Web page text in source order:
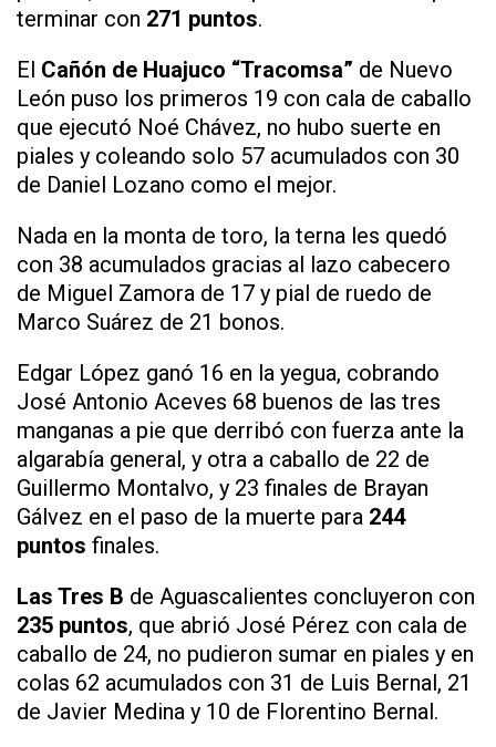
terminar con 271 puntos.
El Cañón de Huajuco “Tracomsa” de Nuevo
León puso los primeros 19 con cala de caballo
que ejecutó Noé Chávez, no hubo suerte en
piales y coleando solo 57 acumulados con 30
de Daniel Lozano como el mejor.
Nada en la monta de toro, la terna les quedó
con 38 acumulados gracias al lazo cabecero
de Miguel Zamora de 17 y pial de ruedo de
Marco Suárez de 21 bonos.
Edgar López ganó 16 en la yegua, cobrando
José Antonio Aceves 68 buenos de las tres
manganas a pie que derribó con fuerza ante la
algarabía general, y otra a caballo de 22 de
Guillermo Montalvo, y 23 finales de Brayan
Gálvez en el paso de la muerte para 244
puntos finales.
Las Tres B de Aguascalientes concluyeron con
235 puntos, que abrió José Pérez con cala de
caballo de 24, no pudieron sumar en piales y en
colas 62 acumulados con 31 de Luis Bernal, 21
de Javier Medina y 10 de Florentino Bernal.